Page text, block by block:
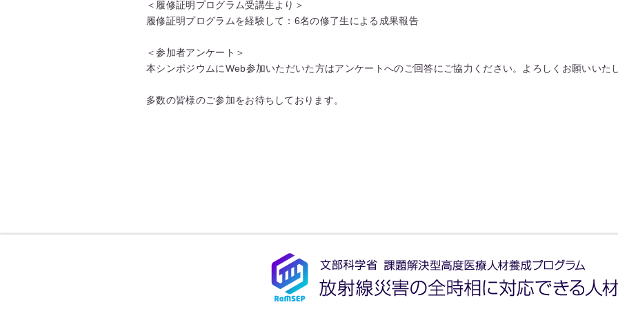
＜履修証明プログラム受講生より＞
履修証明プログラムを経験して：6名の修了生による成果報告
＜参加者アンケート＞
本シンポジウムにWeb参加いただいた方はアンケートへのご回答にご協力ください。よろしくお願いいた
多数の皆様のご参加をお待ちしております。